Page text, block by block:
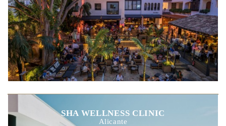
SHA WELLNESS CLINIC
Alicante